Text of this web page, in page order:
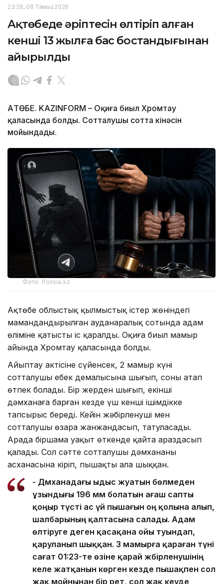
23:26, 08 Тамыз 2026
Ақтөбеде әріптесін өлтіріп алған
кенші 13 жылға бас бостандығынан
айырылды
АҚТӨБЕ. KAZINFORM – Оқиға биыл Хромтау
қаласында болды. Сотталушы сотта кінәсін
мойындады.
Фото: Polisia.kz
Ақтөбе облыстық қылмыстық істер жөніндегі
мамандандырылған ауданаралық сотында адам
өліміне қатысты іс қаралды. Оқиға биыл мамыр
айында Хромтау қаласында болды.
Айыптау актісіне сүйенсек, 2 мамыр күні
сотталушы еңбек демалысына шығып, соны атап
өтпек болады. Бір жерден шығып, екінші
дәмханаға барған кезде үш кенші ішімдікке
тапсырыс береді. Кейін жәбірленуші мен
сотталушы өзара жанжандасып, татуласады.
Арада біршама уақыт өткенде қайта араздасып
қалады. Сол сәтте сотталушы дәмхананың
асханасына кіріп, пышақты ала шыққан.
- Дәмханадағы ыдыс жуатын бөлмеден
ұзындығы 196 мм болатын ағаш сапты
қоңыр түсті ас үй пышағын оң қолына алып,
шалбарының қалтасына салады. Адам
өлтіруге деген қасақана ойы туындап,
қаруланып шыққан. 3 мамырға қараған түні
сағат 01:23-те өзіне қарай жәбірленушінің
келе жатқанын көрген кезде пышақпен сол
жақ мойнынан бір рет, сол жақ кеуде